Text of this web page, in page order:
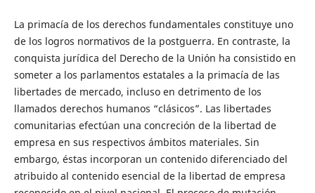
La primacía de los derechos fundamentales constituye uno
de los logros normativos de la postguerra. En contraste, la
conquista jurídica del Derecho de la Unión ha consistido en
someter a los parlamentos estatales a la primacía de las
libertades de mercado, incluso en detrimento de los
llamados derechos humanos “clásicos”. Las libertades
comunitarias efectúan una concreción de la libertad de
empresa en sus respectivos ámbitos materiales. Sin
embargo, éstas incorporan un contenido diferenciado del
atribuido al contenido esencial de la libertad de empresa